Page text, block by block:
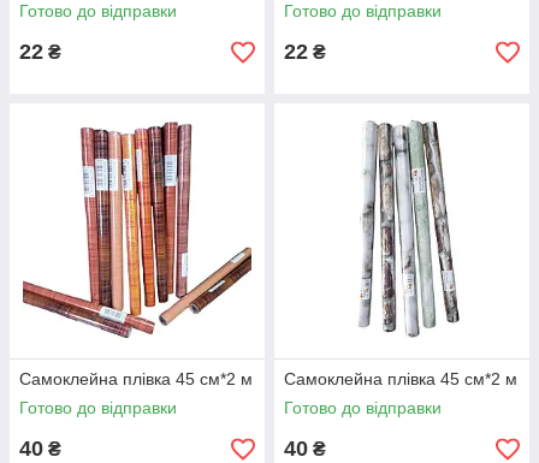
Готово до відправки
22 ₴
Готово до відправки
22 ₴
Самоклейна плівка 45 см*2 м
Готово до відправки
40 ₴
Самоклейна плівка 45 см*2 м
Готово до відправки
40 ₴